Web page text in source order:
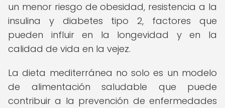
un menor riesgo de obesidad, resistencia a la
insulina y diabetes tipo 2, factores que
pueden influir en la longevidad y en la
calidad de vida en la vejez.
La dieta mediterránea no solo es un modelo
de alimentación saludable que puede
contribuir a la prevención de enfermedades